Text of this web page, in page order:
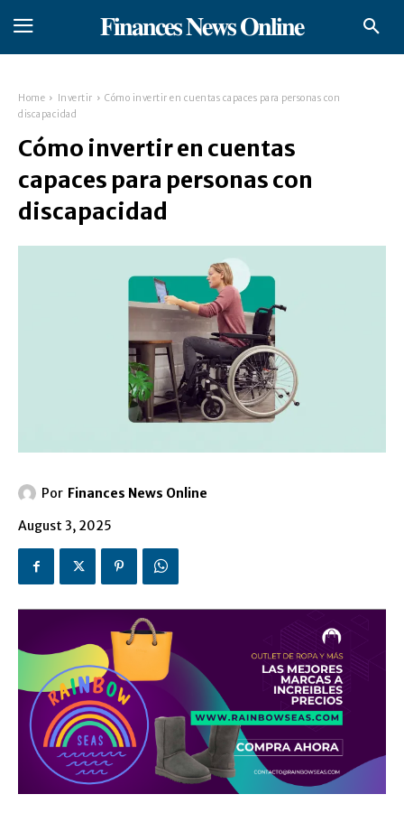
𝐅𝐢𝐧𝐚𝐧𝐜𝐞𝐬 𝐍𝐞𝐰𝐬 𝐎𝐧𝐥𝐢𝐧𝐞
Home Invertir
Cómo invertir en cuentas capaces para personas con
discapacidad
Cómo invertir en cuentas
capaces para personas con
discapacidad
Por Finances News Online
August 3, 2025